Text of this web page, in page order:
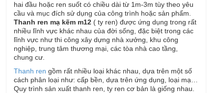
hai đầu hoặc ren suốt có chiều dài từ 1m-3m tùy theo yêu
cầu và mục đích sử dụng của công trình hoặc sản phẩm.
Thanh ren mạ kẽm m12 ( ty ren) được ứng dụng trong rất
nhiều lĩnh vực khác nhau của đời sống, đặc biệt trong các
lĩnh vực như thi công xây dựng nhà xưởng, khu công
nghiệp, trung tâm thương mại, các tòa nhà cao tầng,
chung cư.
Thanh ren gồm rất nhiều loại khác nhau, dựa trên một số
cách phân loại như: cấp bền, dựa trên ứng dụng, loại mạ…
Quy trình sản xuất thanh ren, ty ren cơ bản là giống nhau.